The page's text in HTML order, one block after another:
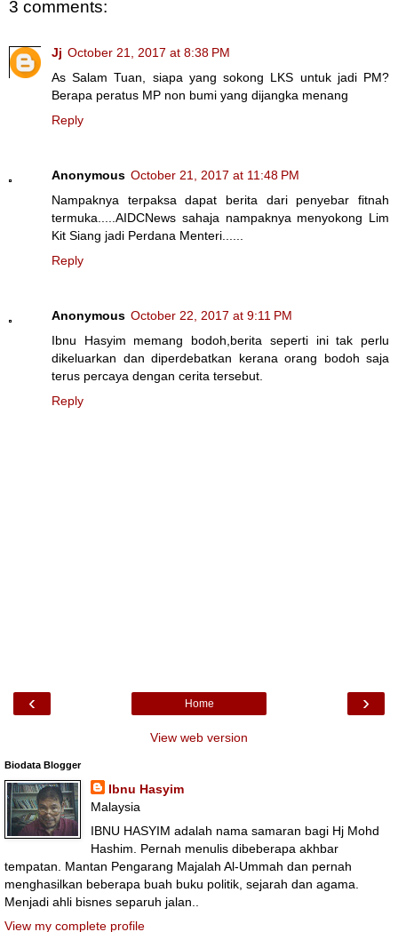
3 comments:
Jj October 21, 2017 at 8:38 PM
As Salam Tuan, siapa yang sokong LKS untuk jadi PM?
Berapa peratus MP non bumi yang dijangka menang
Reply
Anonymous October 21, 2017 at 11:48 PM
Nampaknya terpaksa dapat berita dari penyebar fitnah
termuka.....AIDCNews sahaja nampaknya menyokong Lim
Kit Siang jadi Perdana Menteri......
Reply
Anonymous October 22, 2017 at 9:11 PM
Ibnu Hasyim memang bodoh,berita seperti ini tak perlu
dikeluarkan dan diperdebatkan kerana orang bodoh saja
terus percaya dengan cerita tersebut.
Reply
‹ ›
Home
View web version
Biodata Blogger
Ibnu Hasyim
Malaysia
IBNU HASYIM adalah nama samaran bagi Hj Mohd
Hashim. Pernah menulis dibeberapa akhbar
tempatan. Mantan Pengarang Majalah Al-Ummah dan pernah
menghasilkan beberapa buah buku politik, sejarah dan agama.
Menjadi ahli bisnes separuh jalan..
View my complete profile